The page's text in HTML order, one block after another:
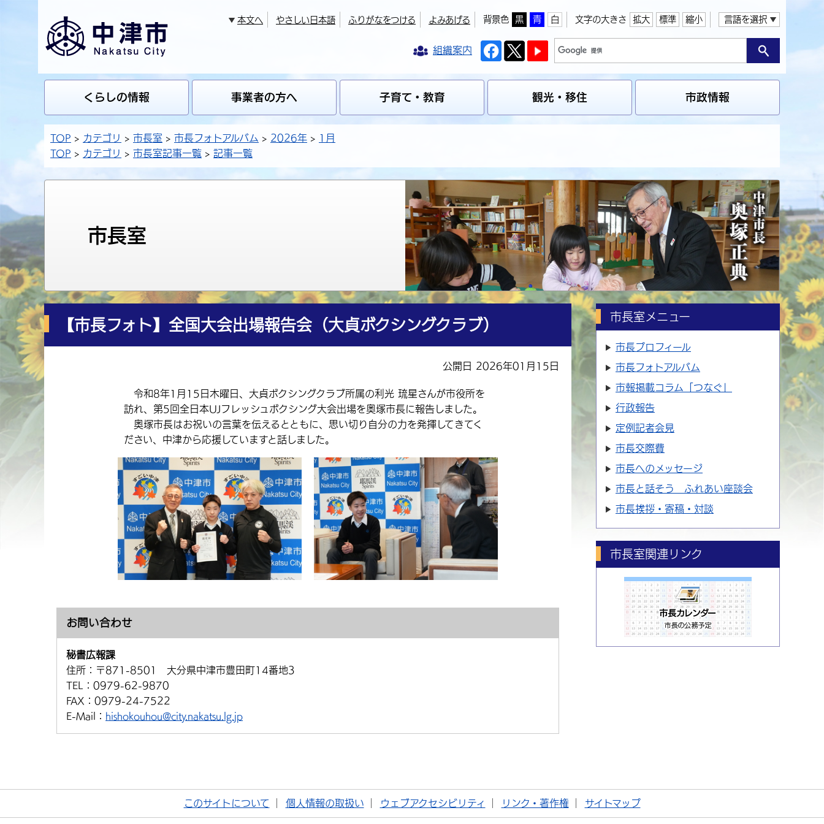
本文へ やさしい日本語 ふりがなをつける よみあげる 背景色 黒 青 白 文字の大きさ 拡大 標準 縮小 言語を選択
組織案内
くらしの情報 事業者の方へ 子育て・教育 観光・移住 市政情報
TOP カテゴリ 市長室 市長フォトアルバム 2026年
1月
TOP
カテゴリ 市長室記事一覧 記事一覧
市長室
【市長フォト】全国大会出場報告会（大貞ボクシングクラブ）
公開日 2026年01月15日
令和8年1月15日木曜日、大貞ボクシングクラブ所属の利光 琉星さんが市役所を
訪れ、第5回全日本UJフレッシュボクシング大会出場を奥塚市長に報告しました。
奥塚市長はお祝いの言葉を伝えるとともに、思い切り自分の力を発揮してきてく
ださい、中津から応援していますと話しました。
お問い合わせ
秘書広報課
住所： 〒871-8501 大分県中津市豊田町14番地3
TEL： 0979-62-9870
FAX： 0979-24-7522
E-Mail： hishokouhou@city.nakatsu.lg.jp
市長室メニュー
市長プロフィール
市長フォトアルバム
市報掲載コラム「つなぐ」
行政報告
定例記者会見
市長交際費
市長へのメッセージ
市長と話そう ふれあい座談会
市長挨拶・寄稿・対談
市長室関連リンク
このサイトについて 個人情報の取扱い ウェブアクセシビリティ リンク・著作権 サイトマップ